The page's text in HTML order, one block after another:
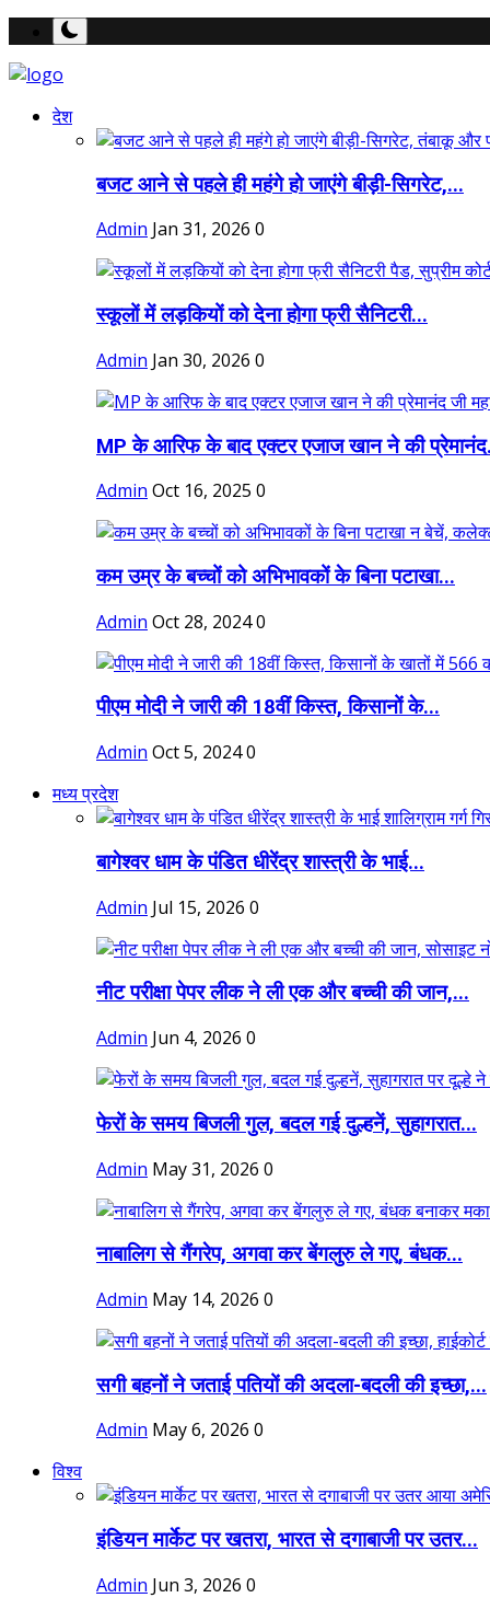
देश
बजट आने से पहले ही महंगे हो जाएंगे बीड़ी-सिगरेट,...
Admin Jan 31, 2026 0
स्कूलों में लड़कियों को देना होगा फ्री सैनिटरी...
Admin Jan 30, 2026 0
MP के आरिफ के बाद एक्टर एजाज खान ने की
Admin Oct 16, 2025 0
कम उम्र के बच्चों को अभिभावकों के बिना पटाखा...
Admin Oct 28, 20240
पीएम मोदी ने जारी की 18वीं किस्त, किसानों के...
Admin Oct 5, 20240
मध्य प्रदेश
बागेश्वर धाम के पंडित धीरेंद्र शास्त्री के भाई...
Admin Jul 15, 2026 0
नीट परीक्षा पेपर लीक ने ली एक और बच्ची की जान,...
Admin Jun 4, 2026 0
फेरों के समय बिजली गुल, बदल गई दुल्हनें, सुहागरात...
Admin May 31, 2026 0
नाबालिग से गैंगरेप, अगवा कर बेंगलुरु ले गए, बंधक...
Admin May 14, 2026 0
सगी बहनों ने जताई पतियों की अदला-बदली की इच्छा,...
Admin May 6, 2026 0
विश्व
इंडियन मार्केट पर खतरा, भारत से दगाबाजी पर उतर...
Admin Jun 3, 2026 0